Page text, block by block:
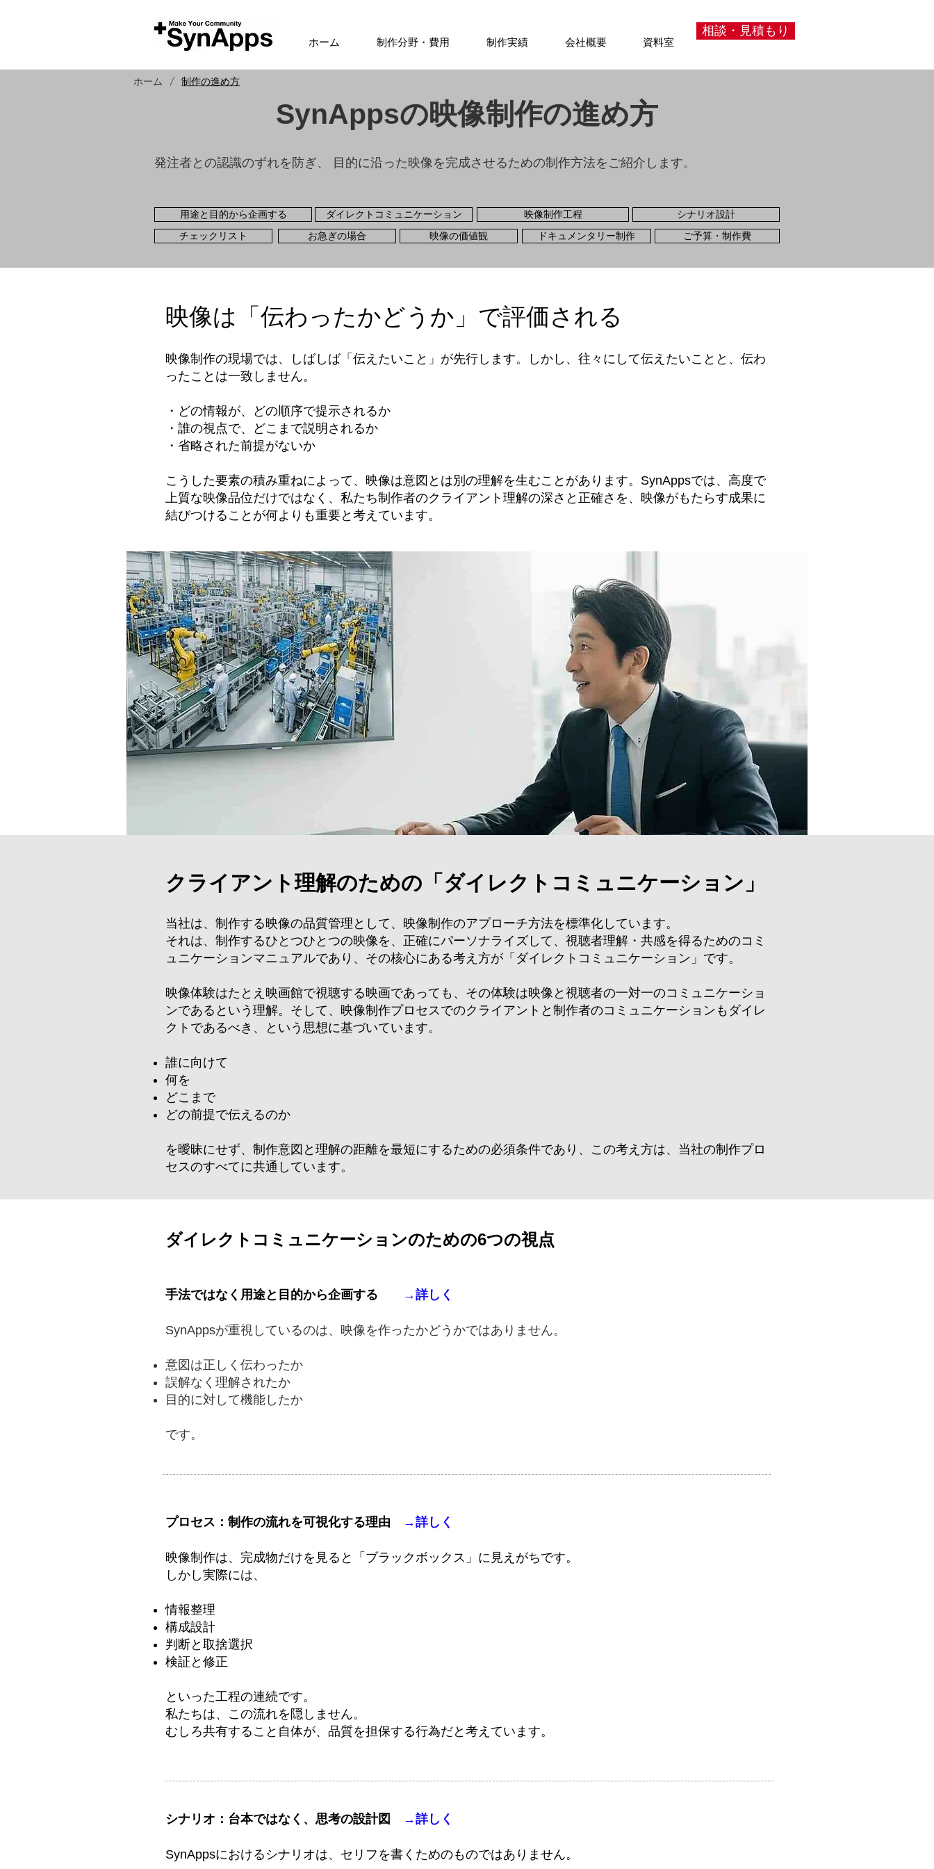
ホーム 制作分野・費用 制作実績 会社概要 資料室
相談・見積もり
ホーム / 制作の進め方
SynAppsの映像制作の進め方
発注者との認識のずれを防ぎ、 目的に沿った映像を完成させるための制作方法をご紹介します。
用途と目的から企画する ダイレクトコミュニケーション 映像制作工程
シナリオ設計
チェックリスト
お急ぎの場合 映像の価値観 ドキュメンタリー制作 ご予算・制作費
映像は「伝わったかどうか」で評価される
映像制作の現場では、しばしば「伝えたいこと」が先行します。しかし、往々にして伝えたいことと、伝わ
ったことは一致しません。
・どの情報が、どの順序で提示されるか
・誰の視点で、どこまで説明されるか
・省略された前提がないか
こうした要素の積み重ねによって、映像は意図とは別の理解を生むことがあります。SynAppsでは、高度で
上質な映像品位だけではなく、 私たち制作者のクライアント理解の深さと正確さを、映像がもたらす成果に
結びつけることが何よりも重要と考えています。
クライアント理解のための「ダイレクトコミュニケーション」
当社は、制作する映像の品質管理として、映像制作のアプローチ方法を標準化しています。
それは、制作するひとつひとつの映像を、正確にパーソナライズして、視聴者理解・共感を得るためのコミ
ュニケーションマニュアルであり、その核心にある考え方が「ダイレクトコミュニケーション」です。
映像体験はたとえ映画館で視聴する映画であっても、その体験は映像と視聴者の一対一のコミュニケーショ
ンであるという理解。そして、映像制作プロセスでのクライアントと制作者のコミュニケーションもダイレ
クトであるべき、という思想に基づいています。
誰に向けて
何を
どこまで
どの前提で伝えるのか
を曖昧にせず、制作意図と理解の距離を最短にするための必須条件であり、この考え方は、当社の制作プロ
セスのすべてに共通しています。
ダイレクトコミュニケーションのための6つの視点
手法ではなく用途と目的から企画する →詳しく
SynAppsが重視しているのは、映像を作ったかどうかではありません。
意図は正しく伝わったか
誤解なく理解されたか
目的に対して機能したか
です。
プロセス：制作の流れを可視化する理由 →詳しく
映像制作は、完成物だけを見ると「ブラックボックス」に見えがちです。
しかし実際には、
情報整理
構成設計
判断と取捨選択
検証と修正
といった工程の連続です。
私たちは、この流れを隠しません。
むしろ共有すること自体が、品質を担保する行為だと考えています。
シナリオ：台本ではなく、思考の設計図 →詳しく
SynAppsにおけるシナリオは、セリフを書くためのものではありません。